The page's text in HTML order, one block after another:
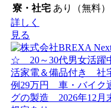
寮・社宅 あり（無料）
詳しく
見る